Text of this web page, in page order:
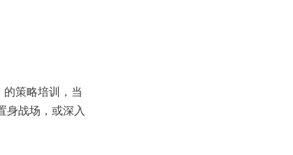
的策略培训，当
身战场，或深入